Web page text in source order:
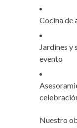
Cocina de
Jardines y
evento
Nuestro